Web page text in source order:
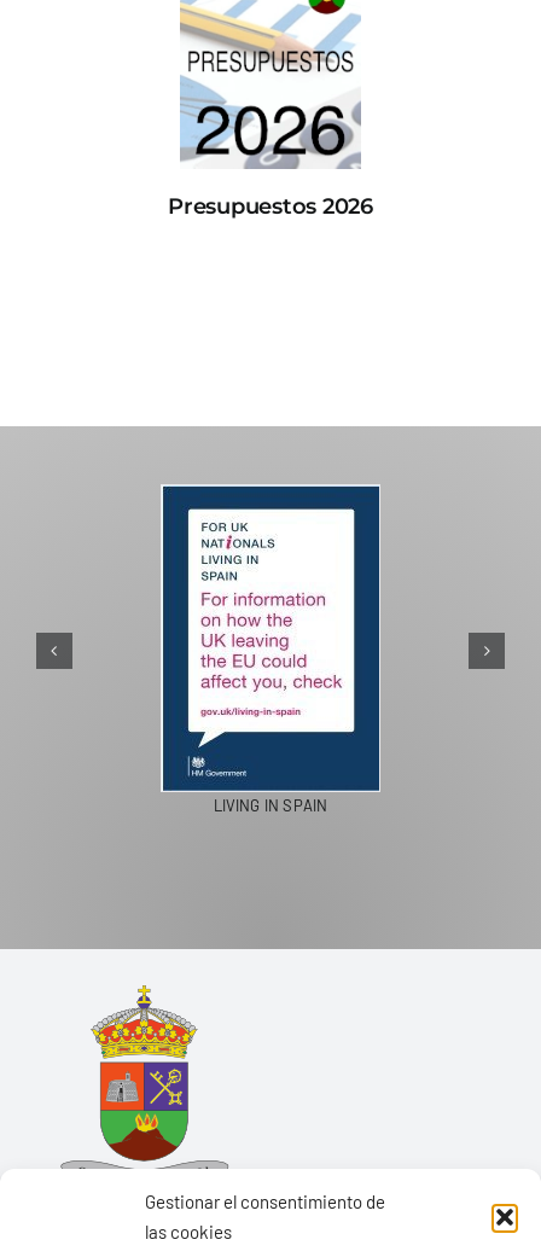
Gestionar el consentimiento de
las cookies
Presupuestos 2026
LIVING IN SPAIN